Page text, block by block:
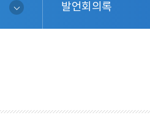
발언회의록